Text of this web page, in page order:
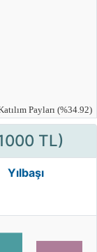
TL)
Yılbaşı